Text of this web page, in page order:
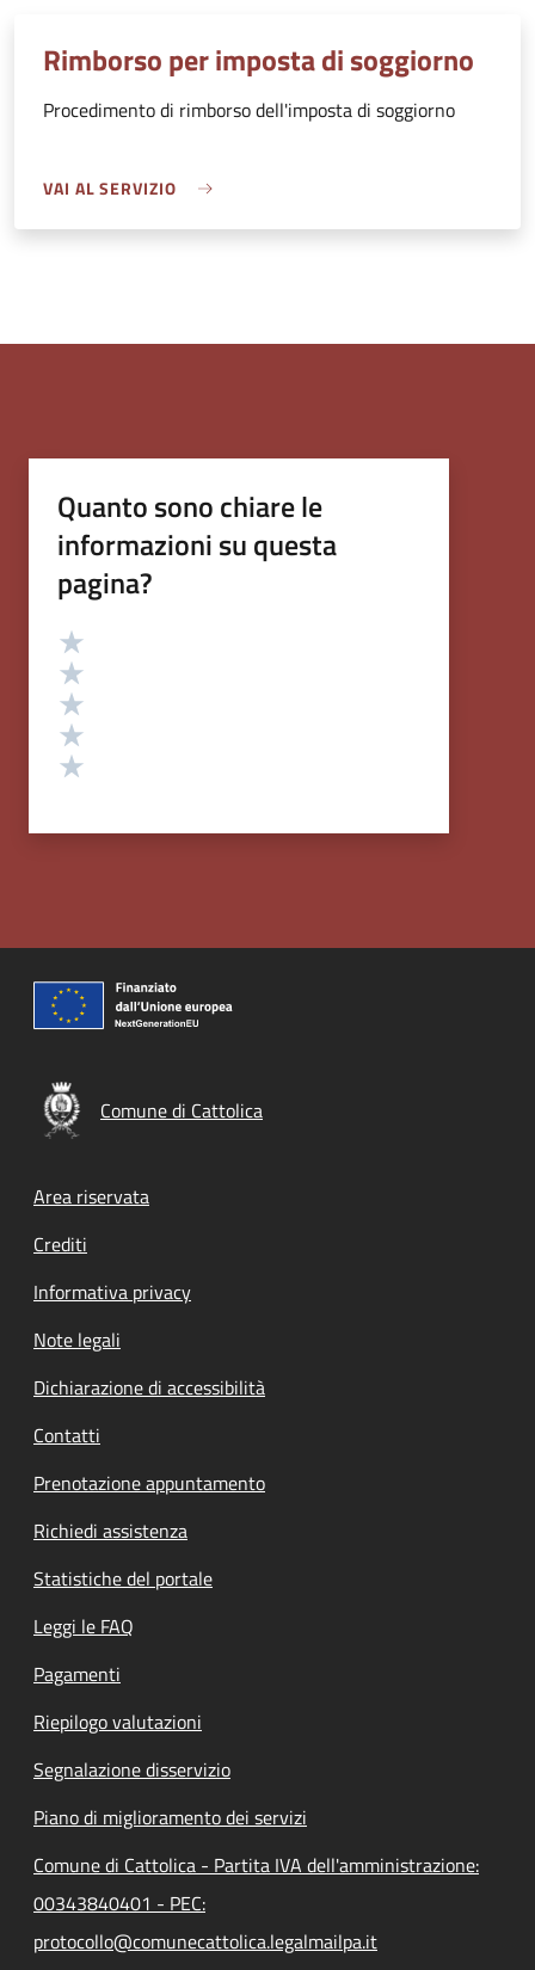
Rimborso per imposta di soggiorno
Procedimento di rimborso dell'imposta di soggiorno
VAI AL SERVIZIO
Quanto sono chiare le
informazioni su questa
pagina?
Valutazione
Comune di Cattolica
Footer menu
Area riservata
Crediti
Informativa privacy
Note legali
Dichiarazione di accessibilità
Contatti
Prenotazione appuntamento
Richiedi assistenza
Statistiche del portale
Leggi le FAQ
Pagamenti
Riepilogo valutazioni
Segnalazione disservizio
Piano di miglioramento dei servizi
Comune di Cattolica - Partita IVA dell'amministrazione:
00343840401 - PEC:
protocollo@comunecattolica.legalmailpa.it